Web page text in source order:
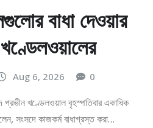
বাধা দেওয়ার
Aug 6, 2026 0
খণ্ডেলওয়াল বৃহস্পতিবার একাধিক
সংসদে কাজকর্ম বাধাগ্রস্ত করা…